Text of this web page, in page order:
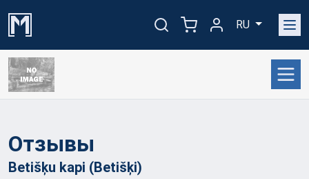
RU
Отзывы
Betišķu kapi (Betišķi)